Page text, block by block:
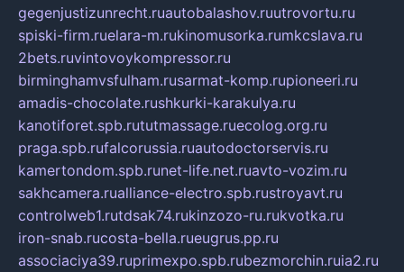
gegenjustizunrecht.ruautobalashov.ruutrovortu.ru
spiski-firm.ruelara-m.rukinomusorka.rumkcslava.ru
2bets.ruvintovoykompressor.ru
birminghamvsfulham.rusarmat-komp.rupioneeri.ru
amadis-chocolate.rushkurki-karakulya.ru
kanotiforet.spb.rututmassage.ruecolog.org.ru
praga.spb.rufalcorussia.ruautodoctorservis.ru
kamertondom.spb.runet-life.net.ruavto-vozim.ru
sakhcamera.rualliance-electro.spb.rustroyavt.ru
controlweb1.rutdsak74.rukinzozo-ru.rukvotka.ru
iron-snab.rucosta-bella.rueugrus.pp.ru
associaciya39.ruprimexpo.spb.rubezmorchin.ruia2.ru